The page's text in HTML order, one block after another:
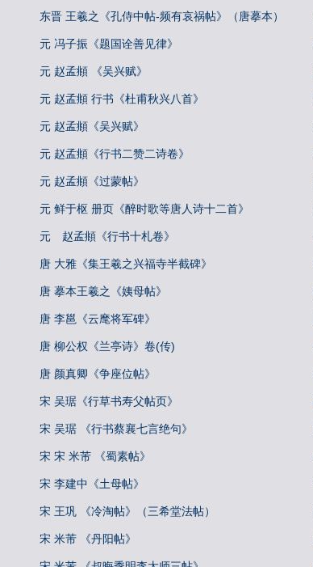
东晋 王羲之《孔侍中帖-频有哀祸帖》（唐摹本）
元 冯子振《题国诠善见律》
元 赵孟頫 《吴兴赋》
元 赵孟頫 行书《杜甫秋兴八首》
元 赵孟頫《吴兴赋》
元 赵孟頫《行书二赞二诗卷》
元 赵孟頫《过蒙帖》
元 鲜于枢 册页《醉时歌等唐人诗十二首》
元 赵孟頫《行书十札卷》
唐 大雅《集王羲之兴福寺半截碑》
唐 摹本王羲之《姨母帖》
唐 李邕《云麾将军碑》
唐 柳公权《兰亭诗》卷(传)
唐 颜真卿《争座位帖》
宋 吴琚《行草书寿父帖页》
宋 吴琚 《行书蔡襄七言绝句》
宋 宋 米芾 《蜀素帖》
宋 李建中《土母帖》
宋 王巩 《冷淘帖》（三希堂法帖）
宋 米芾 《丹阳帖》